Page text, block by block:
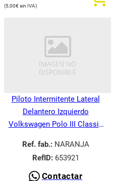
5,00€
Piloto Intermitente Lateral
Delantero Izquierdo
Volkswagen Polo III Classic
Ref. fab.:NARANJA
RefID:653921
Contactar